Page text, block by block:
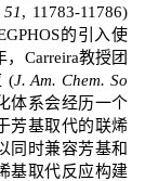
51, 11783-11786)
的引入使
， Carreira教授团
(J. Am. Chem. So
体系会经历一个
芳基取代的联烯
同时兼容芳基和
基取代反应构建